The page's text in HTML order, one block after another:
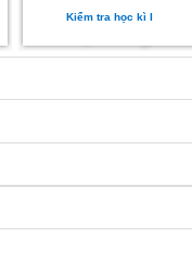
Kiểm tra học kì I